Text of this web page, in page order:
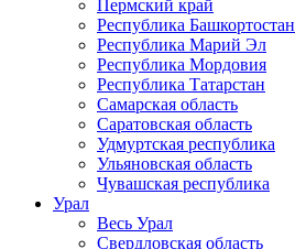
Пермский край
Республика Башкортостан
Республика Марий Эл
Республика Мордовия
Республика Татарстан
Самарская область
Саратовская область
Удмуртская республика
Ульяновская область
Чувашская республика
Урал
Весь Урал
Свердловская область